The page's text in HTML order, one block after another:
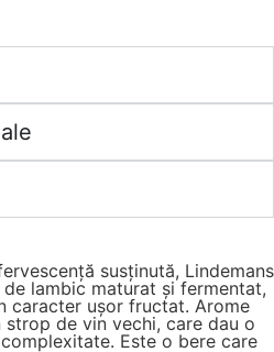
susținută, Lindemans
lambic maturat și fermentat,
caracter ușor fructat. Arome
de vin vechi, care dau o
Este o bere care